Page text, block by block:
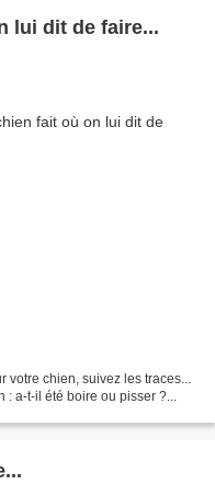
lui dit de faire...
chien, suivez les traces...
a-t-il été boire ou pisser ?...